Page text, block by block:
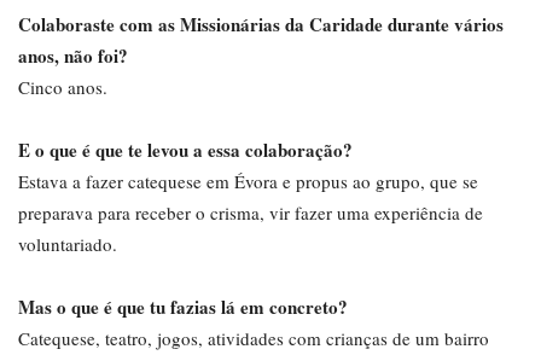
Colaboraste com as Missionárias da Caridade durante vários
anos, não foi?
Cinco anos.
E o que é que te levou a essa colaboração?
Estava a fazer catequese em Évora e propus ao grupo, que se
preparava para receber o crisma, vir fazer uma experiência de
voluntariado.
Mas o que é que tu fazias lá em concreto?
Catequese, teatro, jogos, atividades com crianças de um bairro